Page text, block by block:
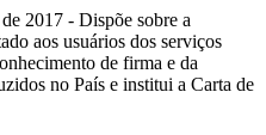
2017 - Dispõe sobre a
aos usuários dos serviços
de firma e da
no País e institui a Carta de